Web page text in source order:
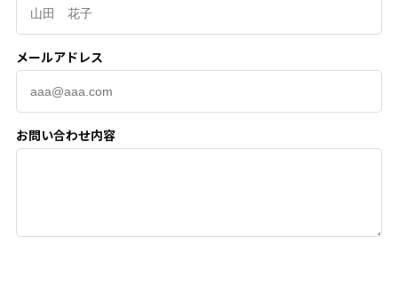
メールアドレス
お問い合わせ内容